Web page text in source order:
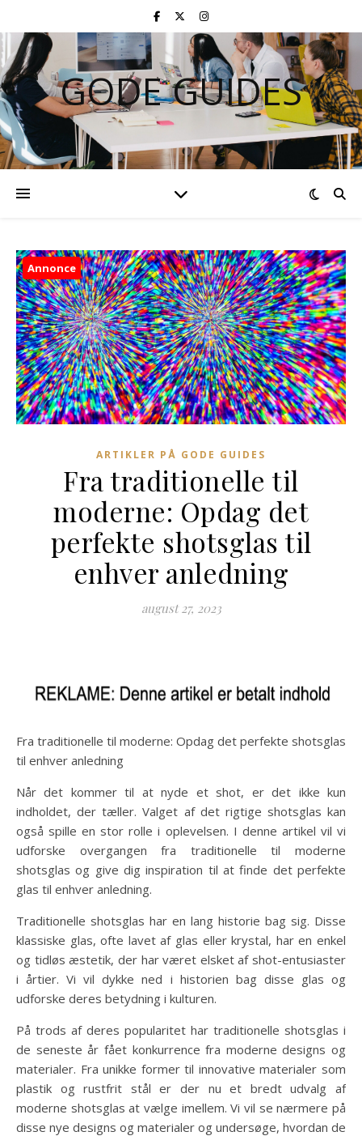
GODE GUIDES
Annonce
ARTIKLER PÅ GODE GUIDES
Fra traditionelle til
moderne: Opdag det
perfekte shotsglas til
enhver anledning
august 27, 2023
Fra traditionelle til moderne: Opdag det perfekte shotsglas
til enhver anledning
Når det kommer til at nyde et shot, er det ikke kun
indholdet, der tæller. Valget af det rigtige shotsglas kan
også spille en stor rolle i oplevelsen. I denne artikel vil vi
udforske overgangen fra traditionelle til moderne
shotsglas og give dig inspiration til at finde det perfekte
glas til enhver anledning.
Traditionelle shotsglas har en lang historie bag sig. Disse
klassiske glas, ofte lavet af glas eller krystal, har en enkel
og tidløs æstetik, der har været elsket af shot-entusiaster
i årtier. Vi vil dykke ned i historien bag disse glas og
udforske deres betydning i kulturen.
På trods af deres popularitet har traditionelle shotsglas i
de seneste år fået konkurrence fra moderne designs og
materialer. Fra unikke former til innovative materialer som
plastik og rustfrit stål er der nu et bredt udvalg af
moderne shotsglas at vælge imellem. Vi vil se nærmere på
disse nye designs og materialer og undersøge, hvordan de